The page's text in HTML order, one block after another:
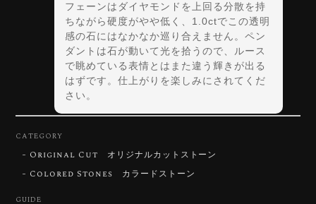
フェーンはダイヤモンドを上回る分散を持
ちながら硬度がやや低く、1.0ctでこの透明
感の石にはなかなか巡り合えません。ペン
ダントは石が動いて光を拾うので、ルース
で眺めている表情とはまた違う輝きが出る
はずです。仕上がりを楽しみにされてくだ
さい。
2026/07/30
CATEGORY
Original Cut オリジナルカットストーン
Colored Stones カラードストーン
GUIDE